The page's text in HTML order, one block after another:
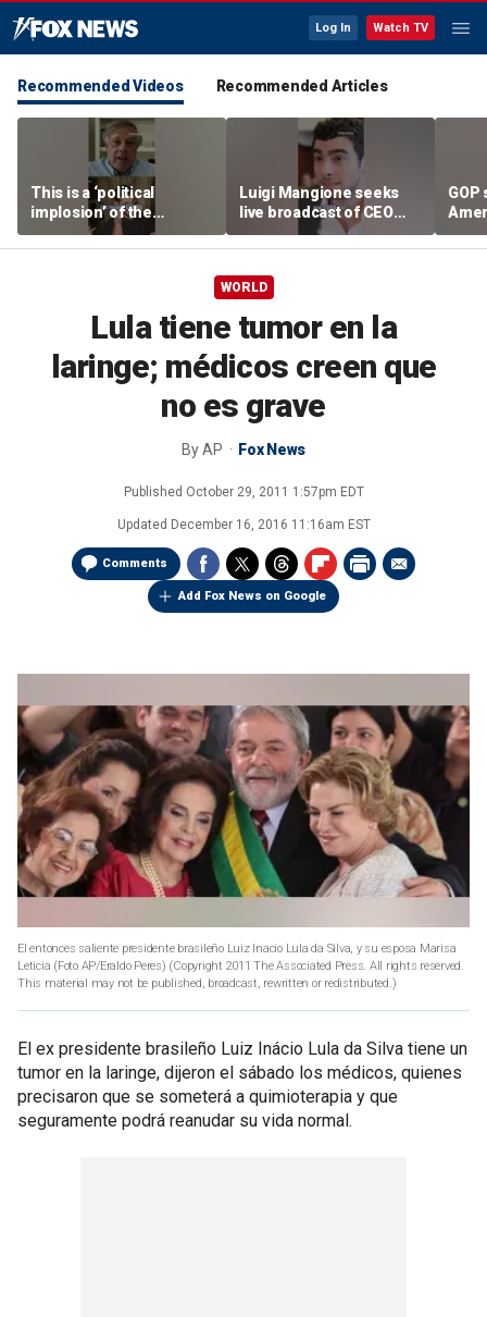
Log In Watch TV
Recommended Videos Recommended Articles
This is a ‘political
implosion’ of the
Democratic Party:
Former Clinton advisor
Luigi Mangione seeks
live broadcast of CEO
murder trial
GOP
lies
WORLD
Lula tiene tumor en la
laringe; médicos creen que
no es grave
ByAP Fox News
Published October 29, 2011 1:57pm EDT
Updated December 16, 2016 11:16am EST
Comments
Add Fox News on Google
El entonces saliente presidente brasileño Luiz Inacio Lula da Silva, y su esposa Marisa
Leticia (Foto AP/Eraldo Peres) (Copyright 2011 The Associated Press. All rights reserved.
This material may not be published, broadcast, rewritten or redistributed.)
El ex presidente brasileño Luiz Inácio Lula da Silva tiene un
tumor en la laringe, dijeron el sábado los médicos, quienes
precisaron que se someterá a quimioterapia y que
seguramente podrá reanudar su vida normal.